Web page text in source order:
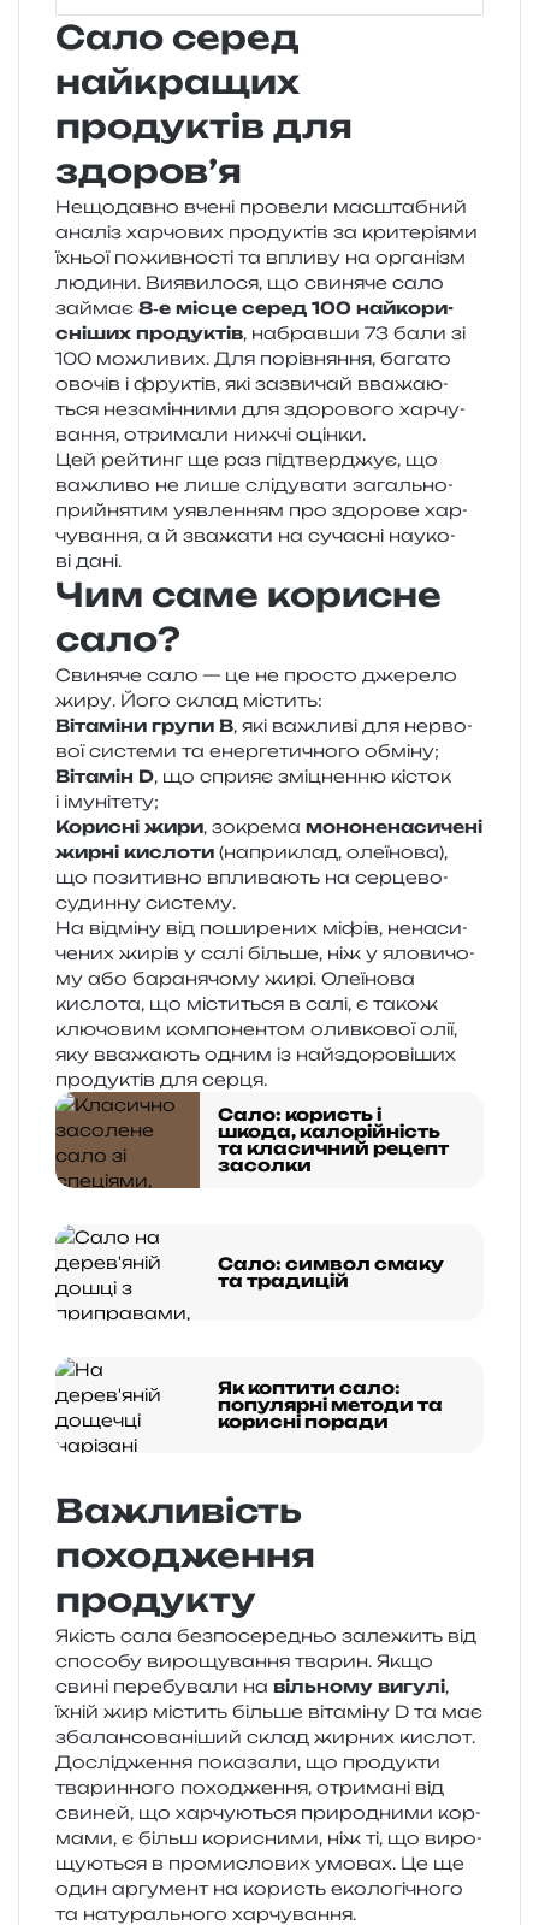
Сало серед
найкращих
продуктів для
здоров’я
Нещодавно вчені про­ве­ли мас­шта­бний
ана­ліз хар­чо­вих про­ду­ктів за кри­те­рі­я­ми
їхньої пожив­но­сті та впли­ву на орга­нізм
люди­ни. Виявилося, що сви­ня­че сало
займає 8‑е місце серед 100 най­ко­ри­
сні­ших про­ду­ктів, набрав­ши 73 бали зі
100 можли­вих. Для порів­ня­н­ня, бага­то
ово­чів і фру­ктів, які зазви­чай вва­жа­ю­
ться неза­мін­ни­ми для здо­ро­во­го хар­чу­
ва­н­ня, отри­ма­ли нижчі оцінки.
Цей рей­тинг ще раз під­твер­джує, що
важли­во не лише слі­ду­ва­ти загаль­но­
прийня­тим уяв­ле­н­ням про здо­ро­ве хар­
чу­ва­н­ня, а й зва­жа­ти на суча­сні нау­ко­
ві дані.
Чим саме корисне
сало?
Свиняче сало — це не про­сто дже­ре­ло
жиру. Його склад містить:
Вітаміни групи B, які важли­ві для нер­во­
вої систе­ми та енер­ге­ти­чно­го обміну;
Вітамін D, що спри­яє змі­цнен­ню кісток
і імунітету;
Корисні жири, зокре­ма моно­не­на­си­че­ні
жирні кисло­ти (напри­клад, оле­ї­но­ва),
що пози­тив­но впли­ва­ють на сер­це­во-
судин­ну систему.
На від­мі­ну від поши­ре­них міфів, нена­си­
че­них жирів у салі біль­ше, ніж у яло­ви­чо­
му або бара­ня­чо­му жирі. Олеїнова
кисло­та, що місти­ться в салі, є також
клю­чо­вим ком­по­нен­том олив­ко­вої олії,
яку вва­жа­ють одним із най­здо­ро­ві­ших
про­ду­ктів для серця.
Сало: користь і
шкода, калорійність
та класичний рецепт
засолки
Сало: символ смаку
та традицій
Як коптити сало:
популярні методи та
корисні поради
Важливість
походження
продукту
Якість сала без­по­се­ре­дньо зале­жить від
спосо­бу виро­щу­ва­н­ня тва­рин. Якщо
свині пере­бу­ва­ли на віль­но­му вигу­лі,
їхній жир містить біль­ше віта­мі­ну D та має
зба­лан­со­ва­ні­ший склад жир­них кислот.
Дослідження пока­за­ли, що про­ду­кти
тва­рин­но­го похо­дже­н­ня, отри­ма­ні від
сви­ней, що хар­чу­ю­ться при­ро­дни­ми кор­
ма­ми, є більш кори­сни­ми, ніж ті, що виро­
щу­ю­ться в про­ми­сло­вих умо­вах. Це ще
один аргу­мент на користь еко­ло­гі­чно­го
та нату­раль­но­го харчування.